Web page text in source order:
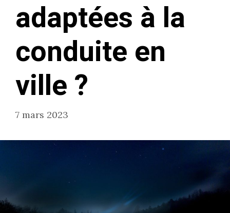
adaptées à la
conduite en
ville ?
7 mars 2023